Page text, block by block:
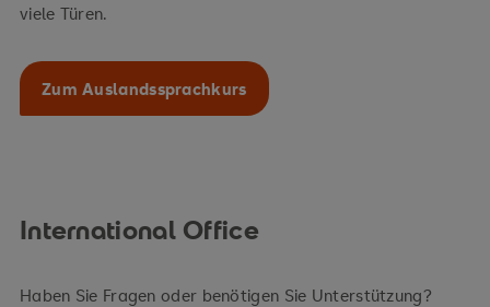
viele Türen.
Zum Auslandssprachkurs
International Office
Haben Sie Fragen oder benötigen Sie Unterstützung?